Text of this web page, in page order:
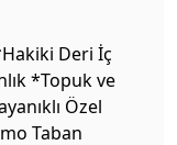
Deri İç
*Topuk ve
Özel
Taban